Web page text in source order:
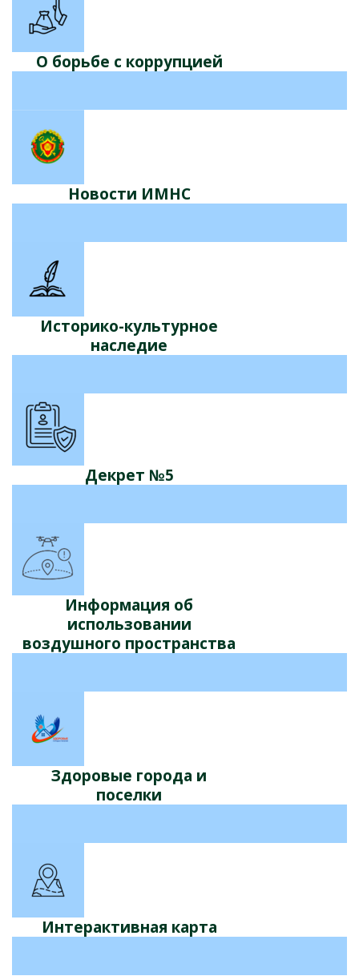
О борьбе с коррупцией
Новости ИМНС
Историко-культурное
наследие
Декрет №5
Информация об
использовании
воздушного пространства
Здоровые города и
поселки
Интерактивная карта